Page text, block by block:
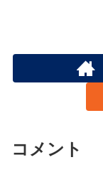
コメント